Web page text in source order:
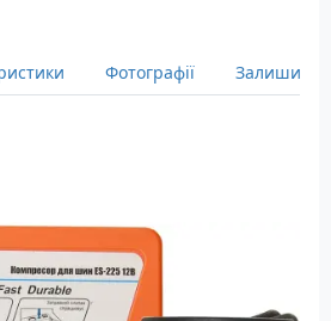
Фотографії Залишити